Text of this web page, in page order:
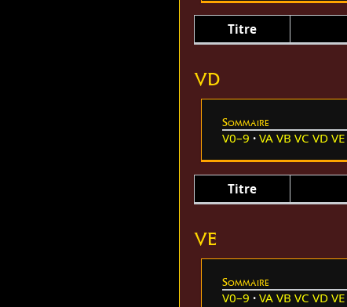
Titre
VD
Sommaire
V0–9 VA VB VC VD VE
Titre
VE
Sommaire
V0–9 VA VB VC VD VE